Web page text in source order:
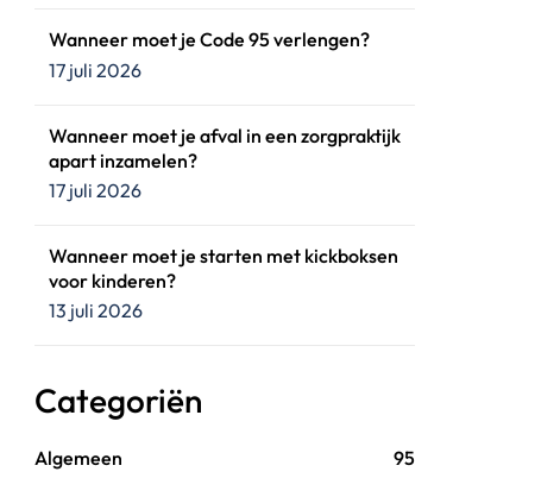
Wanneer moet je Code 95 verlengen?
17 juli 2026
Wanneer moet je afval in een zorgpraktijk
apart inzamelen?
17 juli 2026
Wanneer moet je starten met kickboksen
voor kinderen?
13 juli 2026
Categoriën
Algemeen 95